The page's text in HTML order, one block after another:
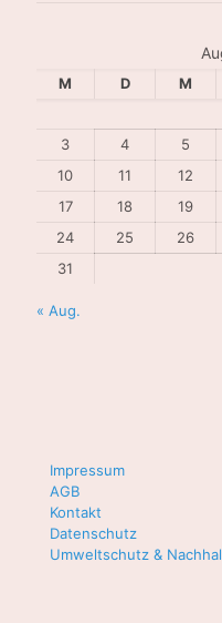
M D M
3
4 5
10
11 12
17
18 19
24
25 26
31
« Aug.
Impressum
AGB
Kontakt
Datenschutz
Umweltschutz &